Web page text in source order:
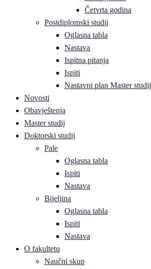
Četvrta godina
Postdiplomski studij
Oglasna tabla
Nastava
Ispitna pitanja
Ispiti
Nastavni plan Master studij
Novosti
Obavještenja
Master studij
Doktorski studij
Pale
Oglasna tabla
Ispiti
Nastava
Bijeljina
Oglasna tabla
Ispiti
Nastava
O fakultetu
Naučni skup